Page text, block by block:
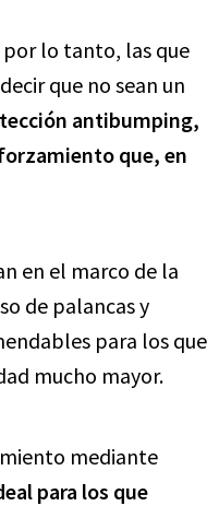
por lo tanto, las que
que no sean un
antibumping,
que, en
en el marco de la
de palancas y
para los que
mucho mayor.
mediante
para los que